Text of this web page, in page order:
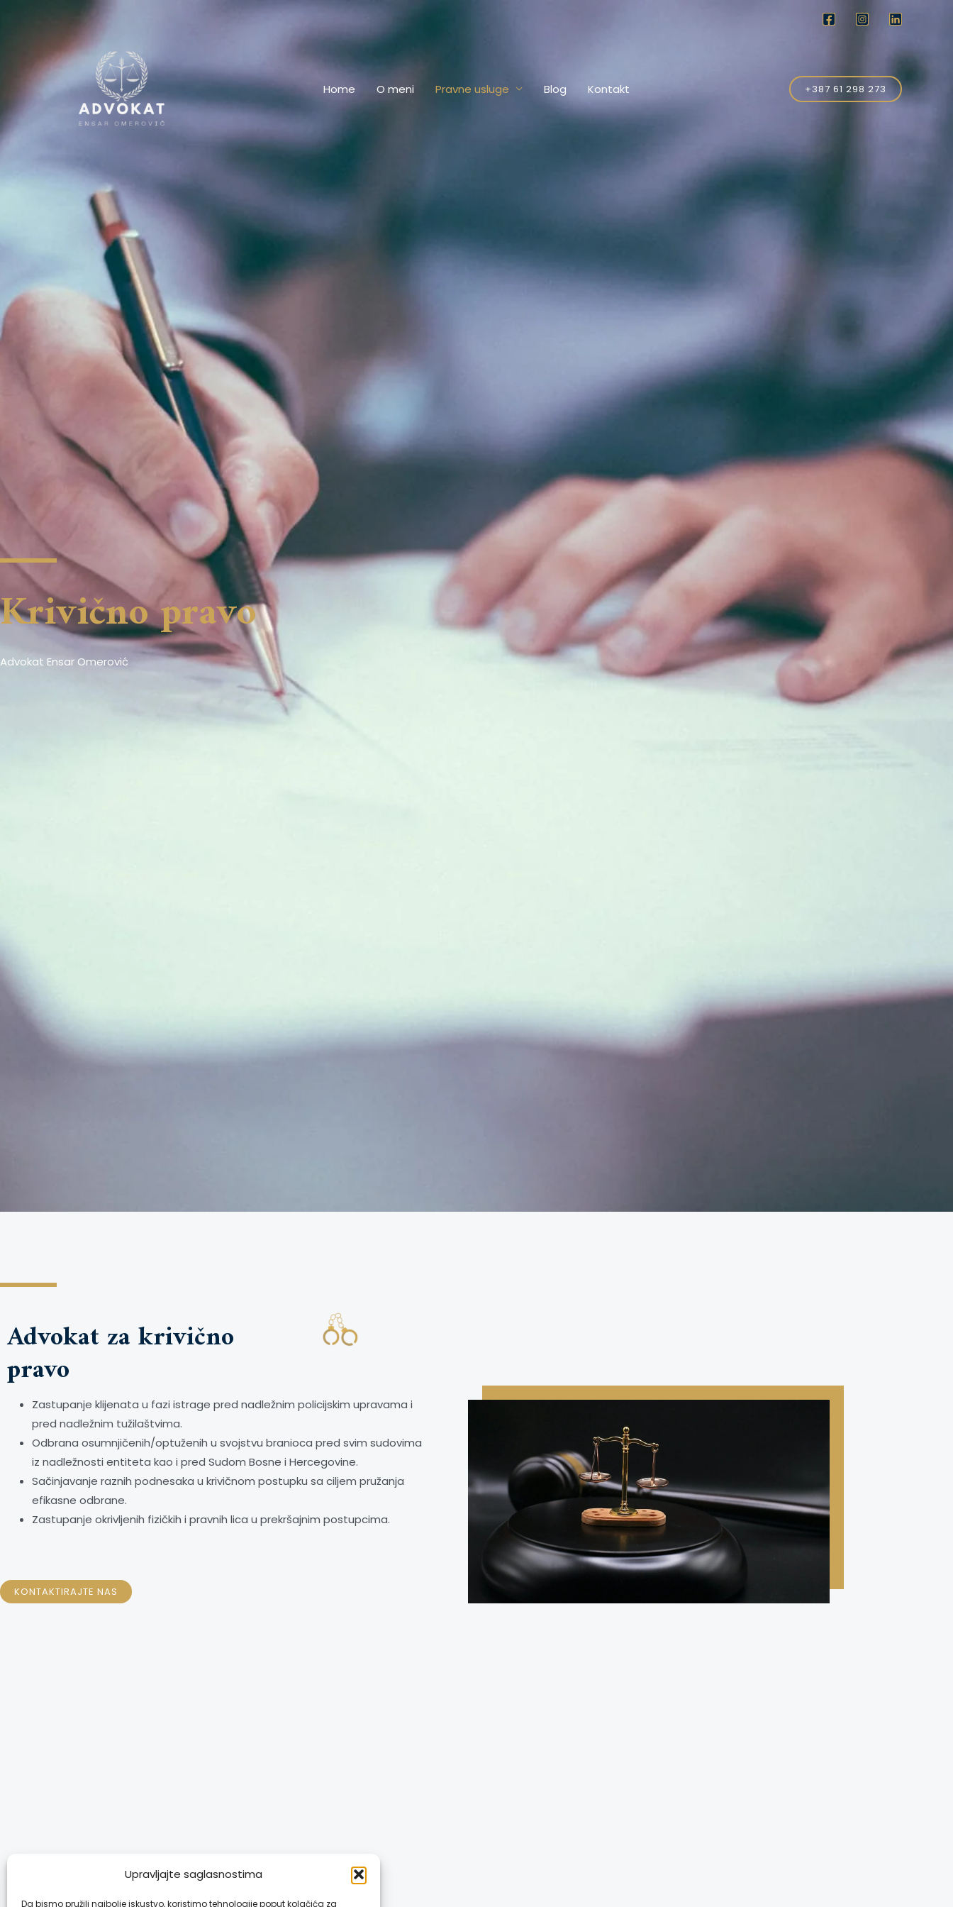
Upravljajte saglasnostima
Da bismo pružili najbolje iskustvo, koristimo tehnologije poput kolačića za
Home O meni Pravne usluge Blog Kontakt +387 61 298 273
Krivično pravo
Advokat Ensar Omerović
Advokat za krivično
pravo
Zastupanje klijenata u fazi istrage pred nadležnim policijskim upravama i
pred nadležnim tužilaštvima.
Odbrana osumnjičenih/optuženih u svojstvu branioca pred svim sudovima
iz nadležnosti entiteta kao i pred Sudom Bosne i Hercegovine.
Sačinjavanje raznih podnesaka u krivičnom postupku sa ciljem pružanja
efikasne odbrane.
Zastupanje okrivljenih fizičkih i pravnih lica u prekršajnim postupcima.
KONTAKTIRAJTE NAS